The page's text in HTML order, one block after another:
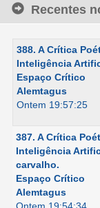
Recentes
388. A Crítica
Inteligência
Espaço Crítico
Alemtagus
Ontem 19:57:25
387. A Crítica
Inteligência
carvalho.
Espaço Crítico
Alemtagus